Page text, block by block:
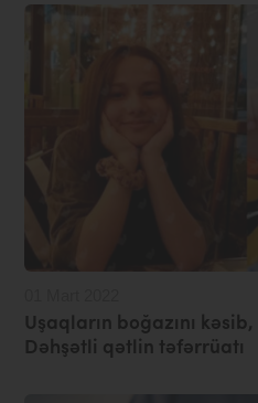
Uşaqların boğazını
Dəhşətli qətlin təfərrüatı